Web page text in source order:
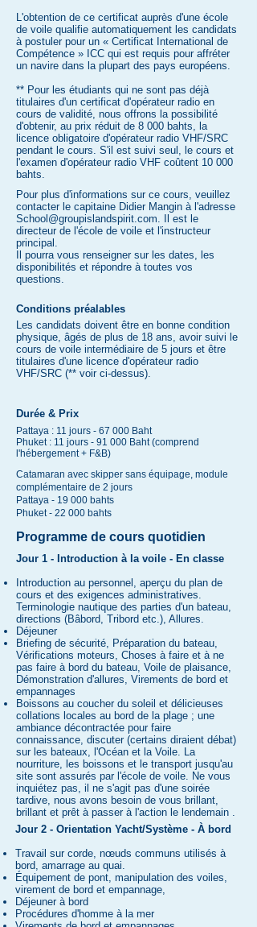
L'obtention de ce certificat auprès d'une école
de voile qualifie automatiquement les candidats
à postuler pour un « Certificat International de
Compétence » ICC qui est requis pour affréter
un navire dans la plupart des pays européens.
** Pour les étudiants qui ne sont pas déjà
titulaires d'un certificat d'opérateur radio en
cours de validité, nous offrons la possibilité
d'obtenir, au prix réduit de 8 000 bahts, la
licence obligatoire d'opérateur radio VHF/SRC
pendant le cours. S'il est suivi seul, le cours et
l'examen d'opérateur radio VHF coûtent 10 000
bahts.
Pour plus d'informations sur ce cours, veuillez
contacter le capitaine Didier Mangin à l'adresse
School@groupislandspirit.com. Il est le
directeur de l'école de voile et l'instructeur
principal.
Il pourra vous renseigner sur les dates, les
disponibilités et répondre à toutes vos
questions.
Conditions préalables
Les candidats doivent être en bonne condition
physique, âgés de plus de 18 ans, avoir suivi le
cours de voile intermédiaire de 5 jours et être
titulaires d'une licence d'opérateur radio
VHF/SRC (** voir ci-dessus).
Durée & Prix
Pattaya : 11 jours - 67 000 Baht
Phuket : 11 jours - 91 000 Baht (comprend
l'hébergement + F&B)
Catamaran avec skipper sans équipage, module
complémentaire de 2 jours
Pattaya - 19 000 bahts
Phuket - 22 000 bahts
Programme de cours quotidien
Jour 1 - Introduction à la voile - En classe
Introduction au personnel, aperçu du plan de
cours et des exigences administratives.
Terminologie nautique des parties d'un bateau,
directions (Bâbord, Tribord etc.), Allures.
Déjeuner
Briefing de sécurité, Préparation du bateau,
Vérifications moteurs, Choses à faire et à ne
pas faire à bord du bateau, Voile de plaisance,
Démonstration d'allures, Virements de bord et
empannages
Boissons au coucher du soleil et délicieuses
collations locales au bord de la plage ; une
ambiance décontractée pour faire
connaissance, discuter (certains diraient débat)
sur les bateaux, l'Océan et la Voile. La
nourriture, les boissons et le transport jusqu'au
site sont assurés par l'école de voile. Ne vous
inquiétez pas, il ne s'agit pas d'une soirée
tardive, nous avons besoin de vous brillant,
brillant et prêt à passer à l'action le lendemain .
​Jour 2 - Orientation Yacht/Système - À bord
Travail sur corde, nœuds communs utilisés à
bord, amarrage au quai.
Équipement de pont, manipulation des voiles,
virement de bord et empannage,
Déjeuner à bord
Procédures d'homme à la mer